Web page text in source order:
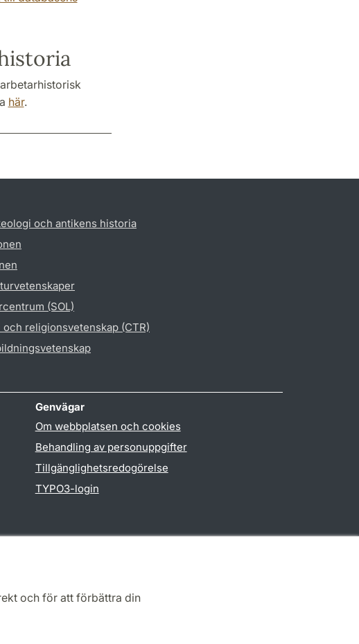
och för att förbättra din
här.
och antikens historia
(SOL)
religionsvetenskap (CTR)
Genvägar
Om webbplatsen och cookies
Behandling av personuppgifter
Tillgänglighetsredogörelse
TYPO3-login